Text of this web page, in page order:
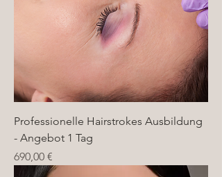
Professionelle Hairstrokes Ausbildung
- Angebot 1 Tag
Preis
690,00 €